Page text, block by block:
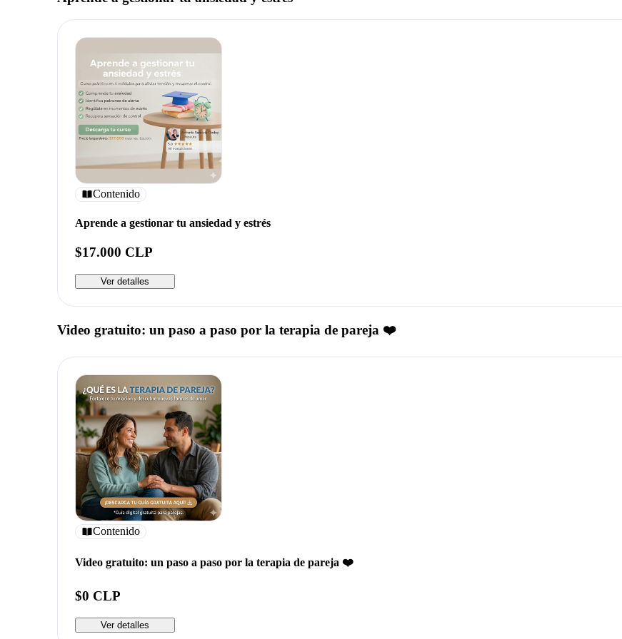
Contenido
Aprende a gestionar tu ansiedad y estrés
$17.000 CLP
Ver detalles
Video gratuito: un paso a paso por la terapia de pareja ❤️
Contenido
Video gratuito: un paso a paso por la terapia de pareja ❤️
$0 CLP
Ver detalles